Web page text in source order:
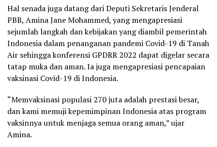
Hal senada juga datang dari Deputi Sekretaris Jenderal
PBB, Amina Jane Mohammed, yang mengapresiasi
sejumlah langkah dan kebijakan yang diambil pemerintah
Indonesia dalam penanganan pandemi Covid-19 di Tanah
Air sehingga konferensi GPDRR 2022 dapat digelar secara
tatap muka dan aman. Ia juga mengapresiasi pencapaian
vaksinasi Covid-19 di Indonesia.
“Memvaksinasi populasi 270 juta adalah prestasi besar,
dan kami memuji kepemimpinan Indonesia atas program
vaksinnya untuk menjaga semua orang aman,” ujar
Amina.